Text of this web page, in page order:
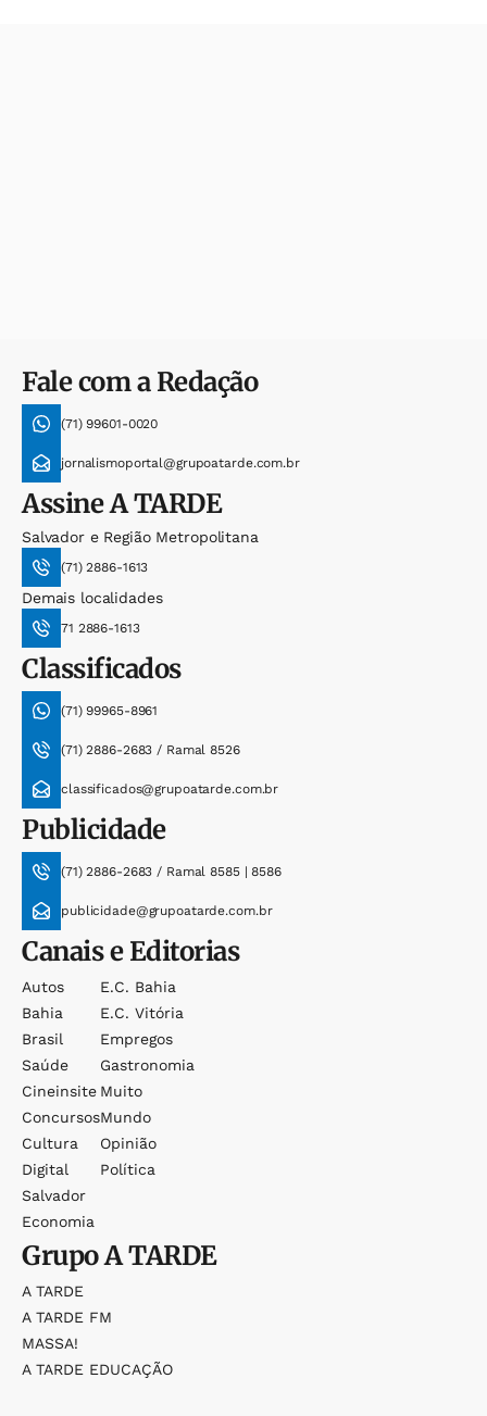
Fale com a Redação
(71) 99601-0020
jornalismoportal@grupoatarde.com.br
AssineA TARDE
Salvador e Região Metropolitana
(71) 2886-1613
Demais localidades
71 2886-1613
Classificados
(71) 99965-8961
(71) 2886-2683 / Ramal 8526
classificados@grupoatarde.com.br
Publicidade
(71) 2886-2683 / Ramal 8585 | 8586
publicidade@grupoatarde.com.br
Canais e Editorias
Autos
Bahia
Brasil
Saúde
Cineinsite
Concursos
Cultura
Digital
Salvador
Economia
E.c. Bahia
E.c. Vitória
Empregos
Gastronomia
Muito
Mundo
Opinião
Política
GrupoA TARDE
A TARDE
A TARDE FM
MASSA!
A TARDE EDUCAÇÃO